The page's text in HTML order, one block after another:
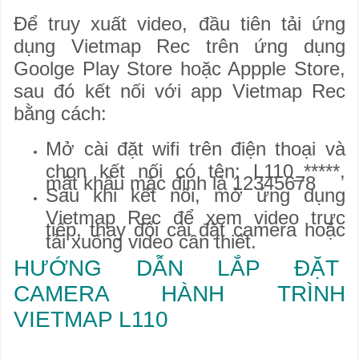
Để truy xuất video, đầu tiên tải ứng
dụng Vietmap Rec trên ứng dụng
Goolge Play Store hoặc Appple Store,
sau đó kết nối với app Vietmap Rec
bằng cách:
Mở cài đặt wifi trên điện thoại và
chọn kết nối có tên: L110_*****,
mật khẩu mặc định là 12345678
Sau khi kết nối, mở ứng dụng
Vietmap Rec để xem video trực
tiếp, thay đổi cài đặt camera hoặc
tải xuống video cần thiết.
HƯỚNG DẪN LẮP ĐẶT
CAMERA HÀNH TRÌNH
VIETMAP L110